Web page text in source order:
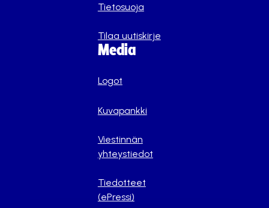
Tietosuoja
Tilaa uutiskirje
Media
Logot
Kuvapankki
Viestinnän
yhteystiedot
Tiedotteet
(ePressi)